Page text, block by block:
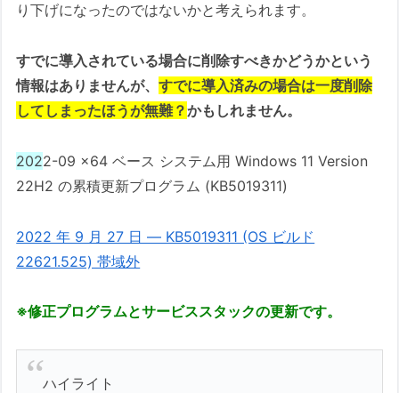
り下げになったのではないかと考えられます。
すでに導入されている場合に削除すべきかどうかという
情報はありませんが、すでに導入済みの場合は一度削除
してしまったほうが無難？かもしれません。
2022-09 x64 ベース システム用 Windows 11 Version
22H2 の累積更新プログラム (KB5019311)
2022 年 9 月 27 日 — KB5019311 (OS ビルド
22621.525) 帯域外
※修正プログラムとサービススタックの更新です。
ハイライト